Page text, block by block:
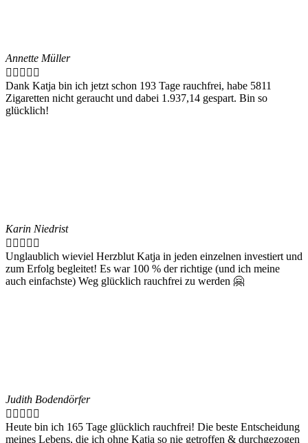
Annette Müller
    
Dank Katja bin ich jetzt schon 193 Tage rauchfrei, habe 5811
Zigaretten nicht geraucht und dabei 1.937,14 gespart. Bin so
glücklich!
Karin Niedrist
    
Unglaublich wieviel Herzblut Katja in jeden einzelnen investiert und
zum Erfolg begleitet! Es war 100 % der richtige (und ich meine
auch einfachste) Weg glücklich rauchfrei zu werden 🤗
Judith Bodendörfer
    
Heute bin ich 165 Tage glücklich rauchfrei! Die beste Entscheidung
meines Lebens, die ich ohne Katja so nie getroffen & durchgezogen